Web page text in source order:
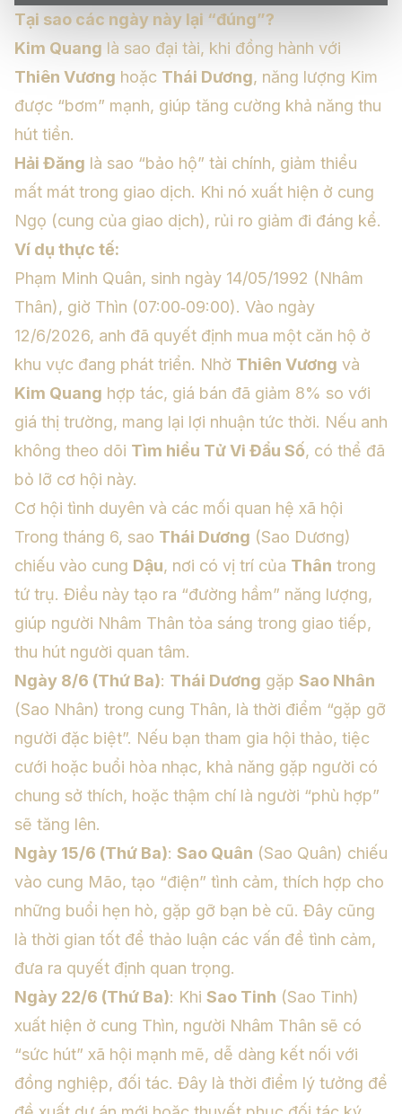
Tại sao các ngày này lại “đúng”?
Kim Quang là sao đại tài, khi đồng hành với
Thiên Vương hoặc Thái Dương, năng lượng Kim
được “bơm” mạnh, giúp tăng cường khả năng thu
hút tiền.
Hải Đăng là sao “bảo hộ” tài chính, giảm thiểu
mất mát trong giao dịch. Khi nó xuất hiện ở cung
Ngọ (cung của giao dịch), rủi ro giảm đi đáng kể.
Ví dụ thực tế:
Phạm Minh Quân, sinh ngày 14/05/1992 (Nhâm
Thân), giờ Thìn (07:00‑09:00). Vào ngày
12/6/2026, anh đã quyết định mua một căn hộ ở
khu vực đang phát triển. Nhờ Thiên Vương và
Kim Quang hợp tác, giá bán đã giảm 8% so với
giá thị trường, mang lại lợi nhuận tức thời. Nếu anh
không theo dõi Tìm hiểu Tử Vi Đẩu Số, có thể đã
bỏ lỡ cơ hội này.
Cơ hội tình duyên và các mối quan hệ xã hội
Trong tháng 6, sao Thái Dương (Sao Dương)
chiếu vào cung Dậu, nơi có vị trí của Thân trong
tứ trụ. Điều này tạo ra “đường hầm” năng lượng,
giúp người Nhâm Thân tỏa sáng trong giao tiếp,
thu hút người quan tâm.
Ngày 8/6 (Thứ Ba): Thái Dương gặp Sao Nhân
(Sao Nhân) trong cung Thân, là thời điểm “gặp gỡ
người đặc biệt”. Nếu bạn tham gia hội thảo, tiệc
cưới hoặc buổi hòa nhạc, khả năng gặp người có
chung sở thích, hoặc thậm chí là người “phù hợp”
sẽ tăng lên.
Ngày 15/6 (Thứ Ba): Sao Quân (Sao Quân) chiếu
vào cung Mão, tạo “điện” tình cảm, thích hợp cho
những buổi hẹn hò, gặp gỡ bạn bè cũ. Đây cũng
là thời gian tốt để thảo luận các vấn đề tình cảm,
đưa ra quyết định quan trọng.
Ngày 22/6 (Thứ Ba): Khi Sao Tinh (Sao Tinh)
xuất hiện ở cung Thìn, người Nhâm Thân sẽ có
“sức hút” xã hội mạnh mẽ, dễ dàng kết nối với
đồng nghiệp, đối tác. Đây là thời điểm lý tưởng để